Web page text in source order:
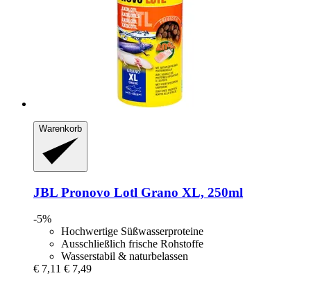
Warenkorb
JBL Pronovo Lotl Grano XL, 250ml
-5%
Hochwertige Süßwasserproteine
Ausschließlich frische Rohstoffe
Wasserstabil & naturbelassen
€ 7,11 € 7,49